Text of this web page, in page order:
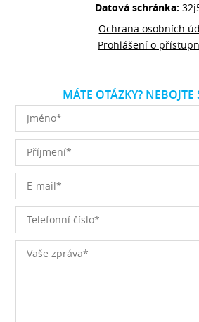
Datová schránka:
Ochrana osobních
Prohlášení o
MÁTE OTÁZKY? NEBOJTE